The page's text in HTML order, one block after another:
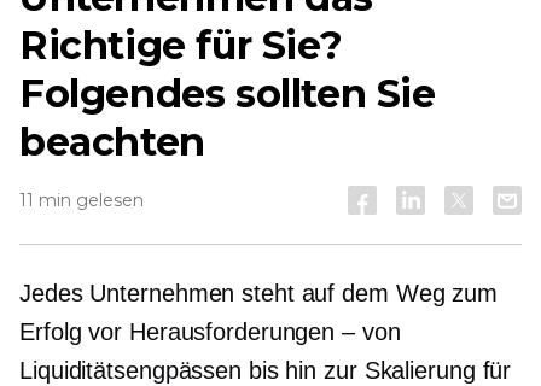
Richtige für Sie?
Folgendes sollten Sie
beachten
11 min gelesen
Jedes Unternehmen steht auf dem Weg zum
Erfolg vor Herausforderungen – von
Liquiditätsengpässen bis hin zur Skalierung für